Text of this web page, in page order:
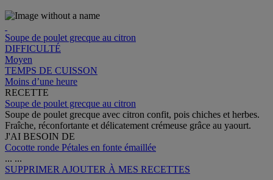
Soupe de poulet grecque au citron
DIFFICULTÉ
Moyen
TEMPS DE CUISSON
Moins d’une heure
RECETTE
Soupe de poulet grecque au citron
Soupe de poulet grecque avec citron confit, pois chiches et herbes.
Fraîche, réconfortante et délicatement crémeuse grâce au yaourt.
J'AI BESOIN DE
Cocotte ronde Pétales en fonte émaillée
... ...
SUPPRIMER AJOUTER À MES RECETTES